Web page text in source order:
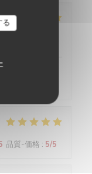
る
品質-価格 : 5/5